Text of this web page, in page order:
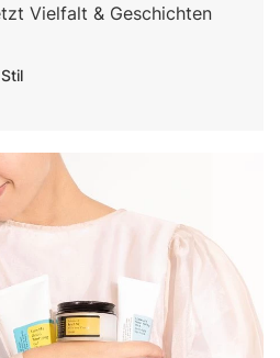
Vielfalt & Geschichten